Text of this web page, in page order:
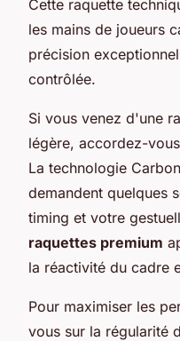
Cette raquette
les mains de joueurs
précision
contrôlée.
Si vous venez d'une
légère, accordez-
La technologie
demandent quelques
timing et votre
raquettes premium
la réactivité du cadre
Pour maximiser les
vous sur la régularité